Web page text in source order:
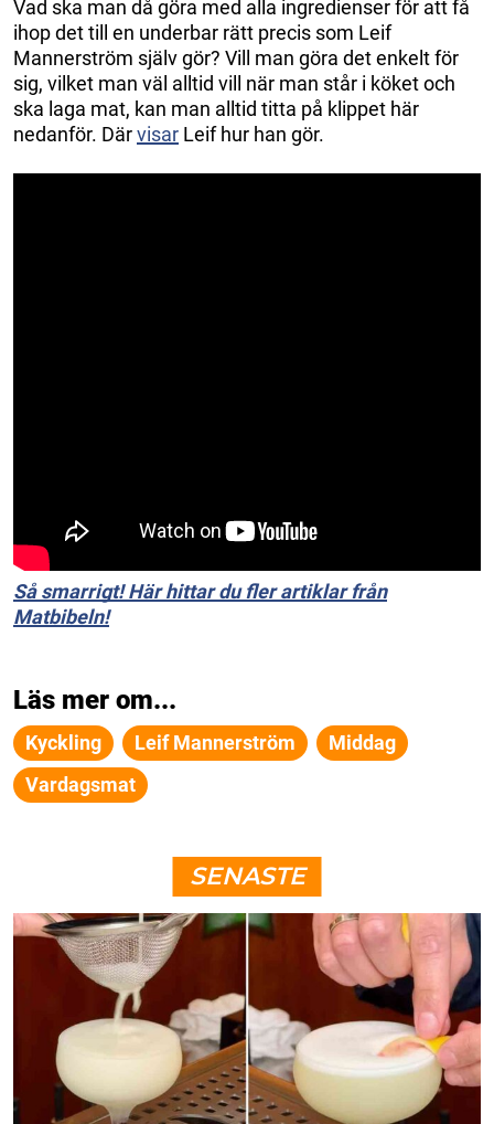
Vad ska man då göra med alla ingredienser för att få
ihop det till en underbar rätt precis som Leif
Mannerström själv gör? Vill man göra det enkelt för
sig, vilket man väl alltid vill när man står i köket och
ska laga mat, kan man alltid titta på klippet här
nedanför. Därvisar Leif hur han gör.
Så smarrigt! Här hittar du fler artiklar från
Matbibeln!
Läs mer om...
Kyckling Leif Mannerström
Middag
Vardagsmat
SENASTE